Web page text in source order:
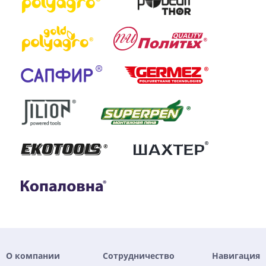
О компании Сотрудничество Навигация